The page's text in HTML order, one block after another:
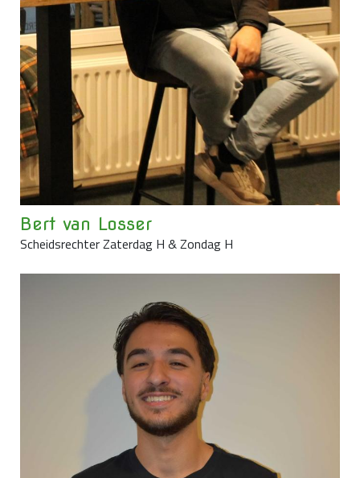
Bert van Losser
Scheidsrechter Zaterdag H & Zondag H